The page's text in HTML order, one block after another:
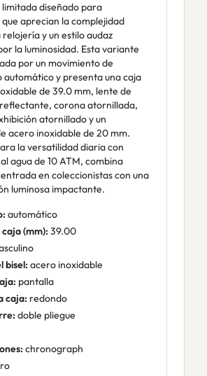
diseñado para
aprecian la complejidad
relojería y un estilo audaz
la luminosidad. Esta variante
por un movimiento de
y presenta una caja
de 39.0 mm, lente de
corona atornillada,
atornillado y un
acero inoxidable de 20 mm.
la versatilidad diaria con
agua de 10 ATM, combina
en coleccionistas con una
luminosa impactante.
automático
(mm): 39.00
bisel: acero inoxidable
pantalla
caja: redondo
doble pliegue
chronograph